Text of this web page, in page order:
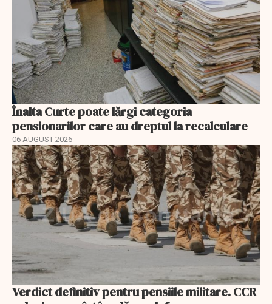
Înalta Curte poate lărgi categoria
pensionarilor care au dreptul la recalculare
06 AUGUST 2026
Verdict definitiv pentru pensiile militare. CCR